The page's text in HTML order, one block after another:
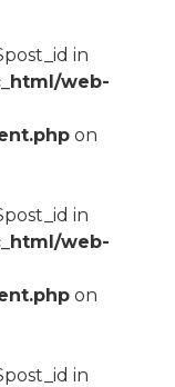
in
web-
on
in
web-
on
in